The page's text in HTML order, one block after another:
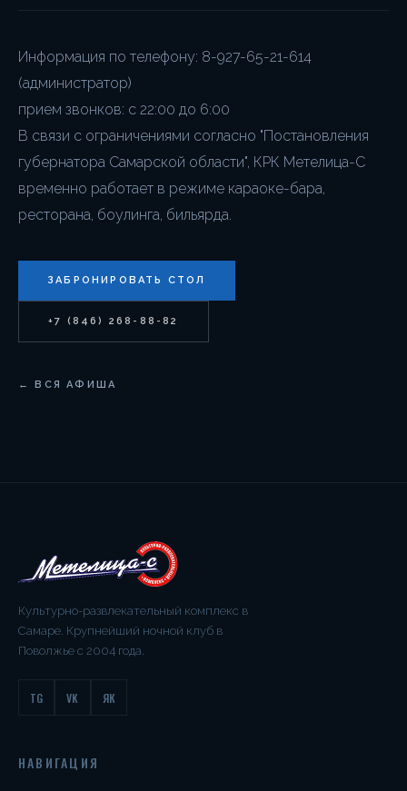
Информация по телефону: 8-927-65-21-614
(администратор)
прием звонков: c 22:00 до 6:00
В связи с ограничениями согласно "Постановления
губернатора Самарской области", КРК Метелица-С
временно работает в режиме караоке-бара,
ресторана, боулинга, бильярда.
ЗАБРОНИРОВАТЬ СТОЛ
+7 (846) 268-88-82
← ВСЯ АФИША
Культурно-развлекательный комплекс в
Самаре. Крупнейший ночной клуб в
Поволжье с 2004 года.
TG VK ЯК
НАВИГАЦИЯ